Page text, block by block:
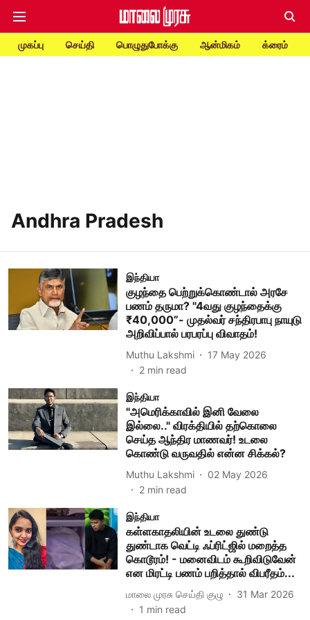
முகப்பு செய்தி பொழுதுபோக்கு ஆன்மிகம் க்ரைம்
Andhra Pradesh
இந்தியா
குழந்தை பெற்றுக்கொண்டால் அரசே
பணம் தருமா? "4வது குழந்தைக்கு
₹40,000”- முதல்வர் சந்திரபாபு நாயுடு
அறிவிப்பால் பரபரப்பு விவாதம்!
Muthu Lakshmi
17 May 2026
2 min read
இந்தியா
"அமெரிக்காவில் இனி வேலை
இல்லை.." விரக்தியில் தற்கொலை
செய்த ஆந்திர மாணவர்! உடலை
கொண்டு வருவதில் என்ன சிக்கல்?
Muthu Lakshmi
02 May 2026
2 min read
இந்தியா
கள்ளகாதலியின் உடலை துண்டு
துண்டாக வெட்டி ஃப்ரிட்ஜில் மறைத்த
கொடூரம்! - மனைவிடம் கூறிவிடுவேன்
என மிரட்டி பணம் பறித்தால் விபரீதம்...
மாலை முரசு செய்தி குழு
31 Mar 2026
1 min read